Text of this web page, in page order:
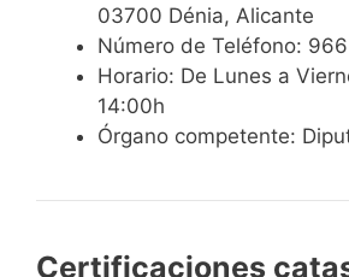
03700 Dénia, Alicante
Número de Teléfono:
Horario: De Lunes a
14:00h
Órgano competente:
Certificaciones